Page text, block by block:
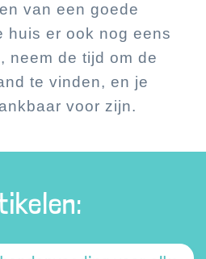
van een goede
huis er ook nog eens
neem de tijd om de
te vinden, en je
voor zijn.